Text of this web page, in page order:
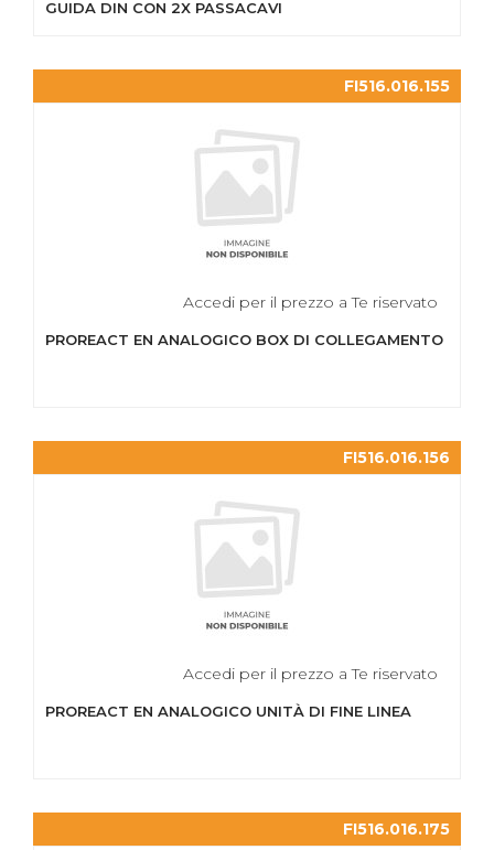
GUIDA DIN CON 2X PASSACAVI
FI516.016.155
Accedi per il prezzo a Te riservato
PROREACT EN ANALOGICO BOX DI COLLEGAMENTO
FI516.016.156
Accedi per il prezzo a Te riservato
PROREACT EN ANALOGICO UNITÀ DI FINE LINEA
FI516.016.175